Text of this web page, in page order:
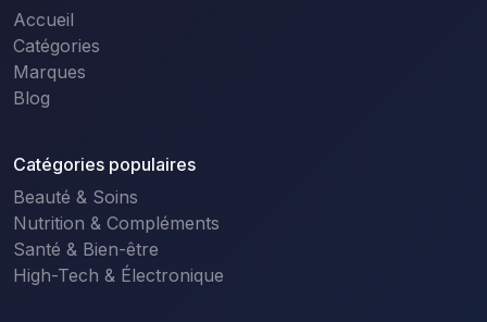
Accueil
Catégories
Marques
Blog
Catégories populaires
Beauté & Soins
Nutrition & Compléments
Santé & Bien-être
High-Tech & Électronique